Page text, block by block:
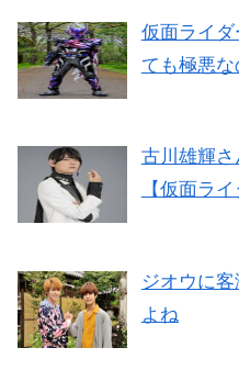
仮面ライ
ても極悪な
古川雄輝さ
【仮面ラ
ジオウに
よね